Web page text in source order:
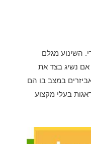
השינוע מגלם
נשיג בצד את
במצב בו הם
בעלי מקצוע